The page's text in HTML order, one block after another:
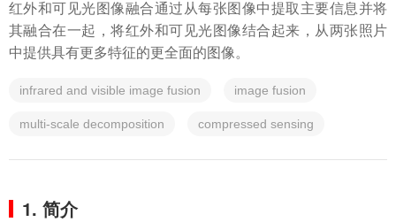
红外和可见光图像融合通过从每张图像中提取主要信息并将
其融合在一起，将红外和可见光图像结合起来，从两张照片
中提供具有更多特征的更全面的图像。
infrared and visible image fusion image fusion
multi-scale decomposition compressed sensing
1. 简介